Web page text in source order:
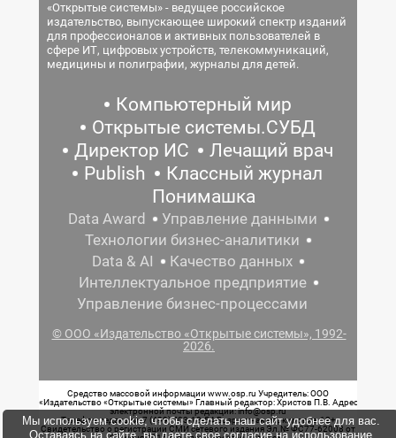
«Открытые системы» - ведущее российское
издательство, выпускающее широкий спектр изданий
для профессионалов и активных пользователей в
сфере ИТ, цифровых устройств, телекоммуникаций,
медицины и полиграфии, журналы для детей.
Компьютерный мир
Открытые системы.СУБД
Директор ИС
Лечащий врач
Publish
Классный журнал
Понимашка
Data Award
Управление данными
Технологии бизнес-аналитики
Data & AI
Качество данных
Интеллектуальное предприятие
Управление бизнес-процессами
© ООО «Издательство «Открытые системы», 1992-
2026.
Средство массовой информации www.osp.ru Учредитель: ООО
«Издательство «Открытые системы» Главный редактор: Христов П.В. Адрес
электронной почты редакции: info@osp.ru
Телефон редакции: 7 (499) 703-18-54 Возрастная маркировка: 12+
Свидетельство о регистрации СМИ сетевого издания Эл.№ ФС77-62008 от
Мы используем cookie, чтобы сделать наш сайт удобнее для вас.
Оставаясь на сайте, вы даете свое согласие на использование